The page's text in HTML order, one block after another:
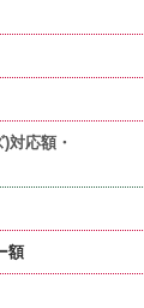
対応額・
額